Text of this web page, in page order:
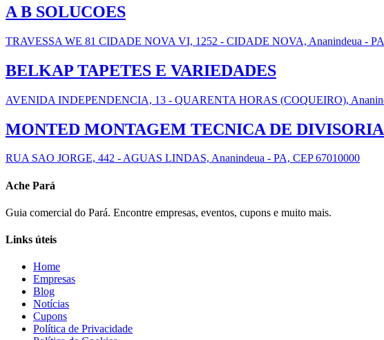
A B SOLUCOES
TRAVESSA WE 81 CIDADE NOVA VI, 1252 - CIDADE NOVA, Ananindeua -
BELKAP TAPETES E VARIEDADES
AVENIDA INDEPENDENCIA, 13 - QUARENTA HORAS (COQUEIRO),
MONTED MONTAGEM TECNICA DE
RUA SAO JORGE, 442 - AGUAS LINDAS, Ananindeua - PA, CEP 67010000
Ache Pará
Guia comercial do Pará. Encontre empresas, eventos, cupons e muito mais.
Links úteis
Home
Empresas
Blog
Notícias
Cupons
Política de Privacidade